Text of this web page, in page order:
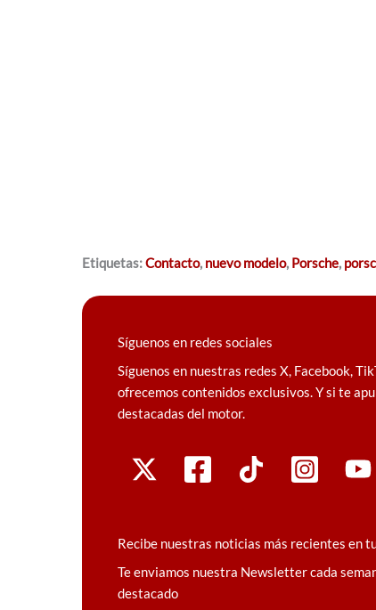
Etiquetas:Contacto, nuevo modelo, Porsche,
Síguenos en redes sociales
Síguenos en nuestras redes X, Facebook,
ofrecemos contenidos exclusivos. Y si te
destacadas del motor.
Recibe nuestras noticias más recientes en
Te enviamos nuestra Newsletter cada
destacado